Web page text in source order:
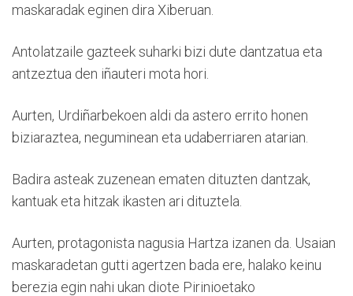
maskaradak eginen dira Xiberuan.
Antolatzaile gazteek suharki bizi dute dantzatua eta
antzeztua den iñauteri mota hori.
Aurten, Urdiñarbekoen aldi da astero errito honen
biziaraztea, neguminean eta udaberriaren atarian.
Badira asteak zuzenean ematen dituzten dantzak,
kantuak eta hitzak ikasten ari dituztela.
Aurten, protagonista nagusia Hartza izanen da. Usaian
maskaradetan gutti agertzen bada ere, halako keinu
berezia egin nahi ukan diote Pirinioetako